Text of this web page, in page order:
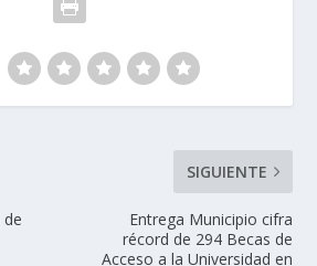
de
SIGUIENTE
Entrega Municipio cifra
récord de 294 Becas de
Acceso a la Universidad en